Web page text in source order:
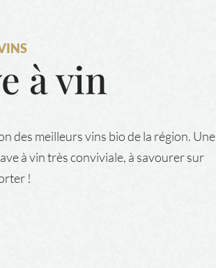
à vin
des meilleurs vins bio de la région. Une
à vin très conviviale, à savourer sur
!